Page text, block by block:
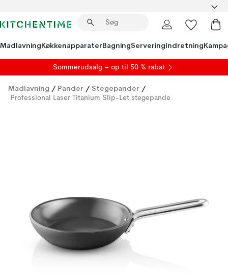
MadlavningKøkkenapparaterBagningServeringIndretning
Sommerudsalg – op til 50 % rabat
Madlavning / Pander / Stegepander /
Professional Laser Titanium Slip-Let stegepande